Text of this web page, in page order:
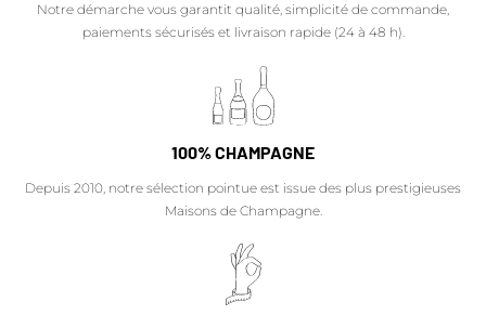
Notre démarche vous garantit qualité, simplicité de commande,
paiements sécurisés et livraison rapide (24 à 48 h).
100% CHAMPAGNE
Depuis 2010, notre sélection pointue est issue des plus prestigieuses
Maisons de Champagne.